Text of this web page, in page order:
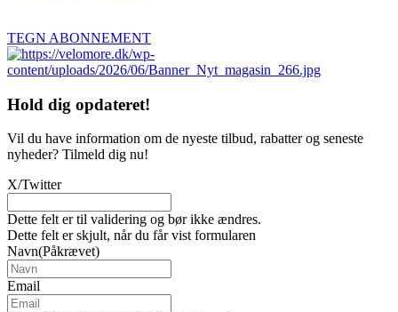
TEGN ABONNEMENT
Hold dig opdateret!
Vil du have information om de nyeste tilbud, rabatter og seneste
nyheder? Tilmeld dig nu!
X/Twitter
Dette felt er til validering og bør ikke ændres.
Dette felt er skjult, når du får vist formularen
Navn(Påkrævet)
Email